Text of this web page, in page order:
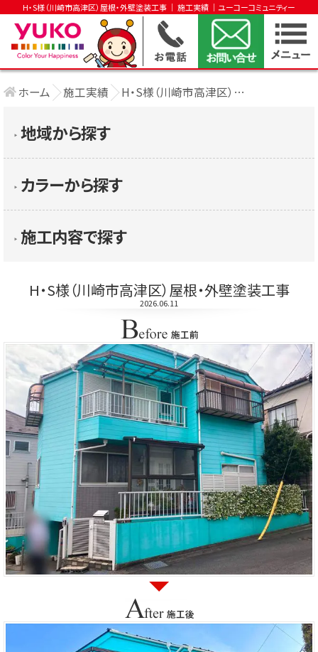
H・S様（川崎市高津区）屋根・外壁塗装工事 │ 施工実績 │ユーコーコミュニティー
ホーム 施工実績 H・S様（川崎市高津区）屋根・外壁塗装工事
▶︎ 施工内容で探す
▶︎ カラーから探す
▶︎ 地域から探す
H・S様（川崎市高津区）屋根・外壁塗装工事
2026.06.11